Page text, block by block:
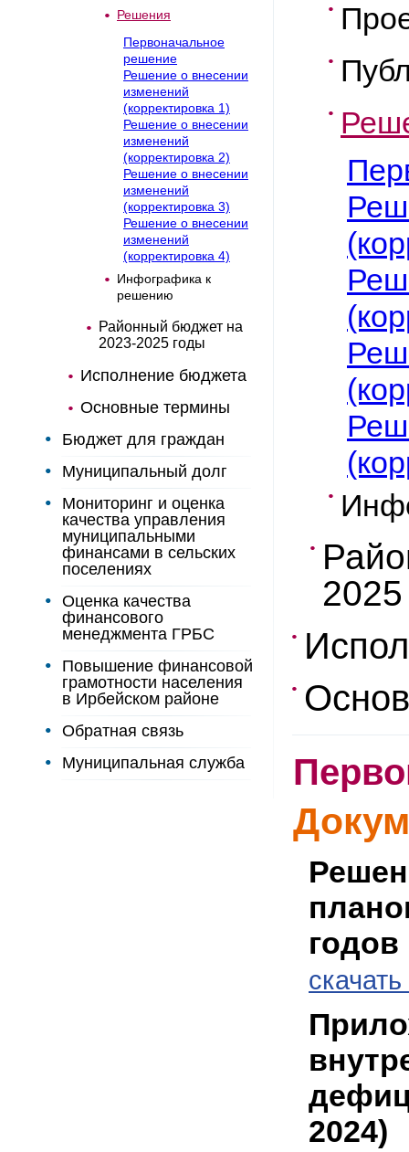
Решения
Первоначальное
решение
Решение о внесении
изменений
(корректировка 1)
Решение о внесении
изменений
(корректировка 2)
Решение о внесении
изменений
(корректировка 3)
Решение о внесении
изменений
(корректировка 4)
Инфографика к
решению
Районный бюджет на
2023-2025 годы
Исполнение бюджета
Основные термины
Бюджет для граждан
Муниципальный долг
Мониторинг и оценка
качества управления
муниципальными
финансами в сельских
поселениях
Оценка качества
финансового
менеджмента ГРБС
Повышение финансовой
грамотности населения
в Ирбейском районе
Обратная связь
Муниципальная служба
годов
2024)